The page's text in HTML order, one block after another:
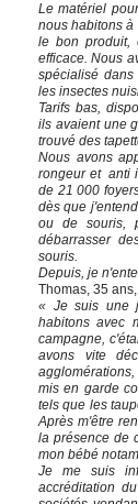
Le matériel
nous habitons à
le bon produit,
efficace. Nous
spécialisé
les insectes
Tarifs bas,
ils avaient une
trouvé des
Nous avons
rongeur et anti
de 21 000
dès que
ou de souris,
débarrasser
souris.
Depuis, je
Thomas, 35
« Je suis une
habitons avec
campagne,
avons vite
mis en garde
tels que les
Après m'être
la présence de
mon bébé
Je me suis
accréditation